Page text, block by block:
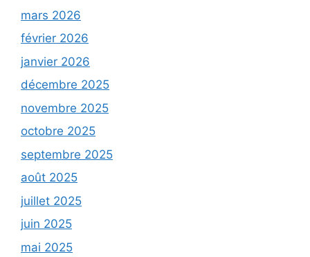
mars 2026
février 2026
janvier 2026
décembre 2025
novembre 2025
octobre 2025
septembre 2025
août 2025
juillet 2025
juin 2025
mai 2025